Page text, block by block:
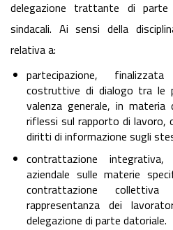
delegazione trattante di
sindacali. Ai sensi della
relativa a:
partecipazione,
costruttive di dialogo tra le
valenza generale, in
riflessi sul rapporto di lavoro,
diritti di informazione sugli
contrattazione
aziendale sulle materie
contrattazione
rappresentanza dei
delegazione di parte datoriale.